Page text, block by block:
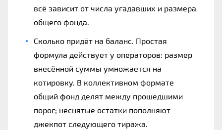
всё зависит от числа угадавших и размера
общего фонда.
Сколько придёт на баланс. Простая
формула действует у операторов: размер
внесённой суммы умножается на
котировку. В коллективном формате
общий фонд делят между прошедшими
порог; неснятые остатки пополняют
джекпот следующего тиража.